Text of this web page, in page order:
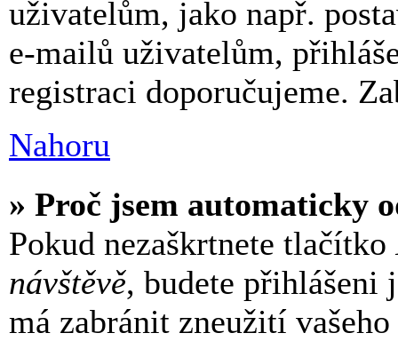
uživatelům, jako např.
e-mailů uživatelům,
registraci doporučujeme.
Nahoru
» Proč jsem automaticky
Pokud nezaškrtnete tlačítko
návštěvě, budete přihlášeni
má zabránit zneužití